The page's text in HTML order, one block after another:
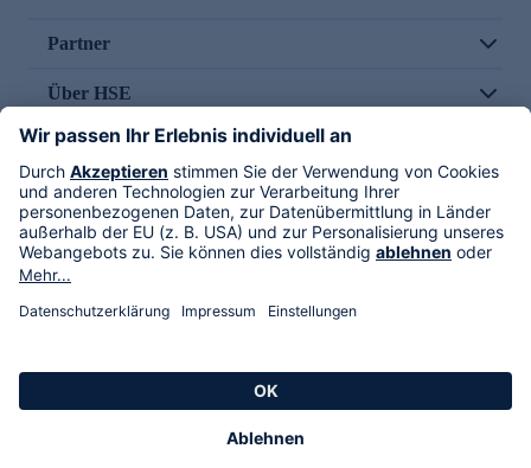
Partner
Über HSE
Im TV
HSE International